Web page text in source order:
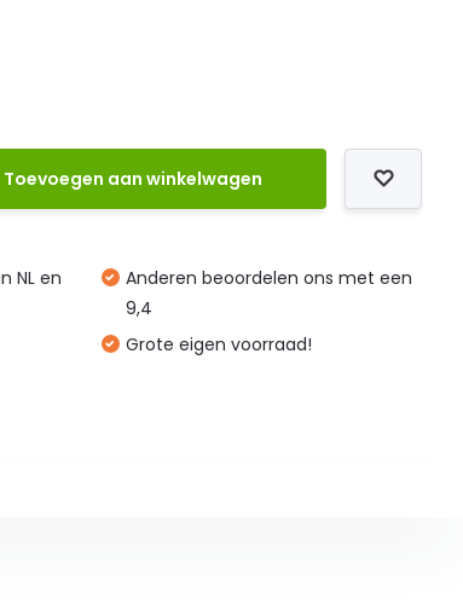
Toevoegen aan winkelwagen
NL en
Anderen beoordelen ons met een
9,4
Grote eigen voorraad!